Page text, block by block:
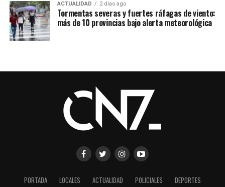
ACTUALIDAD 2 días ago
Tormentas severas y fuertes ráfagas de viento:
más de 10 provincias bajo alerta meteorológica
PORTADA LOCALES ACTUALIDAD POLICIALES DEPORTES